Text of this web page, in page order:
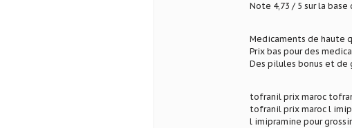
Note 4,73 / 5 sur la
Medicaments de haute
Prix bas pour des
Des pilules bonus et de
tofranil prix maroc
tofranil prix maroc l
l imipramine pour